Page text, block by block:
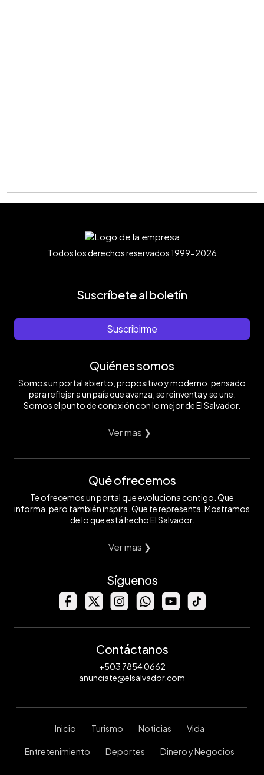
Todos los derechos reservados 1999-2026
Suscríbete al boletín
Suscribirme
Quiénes somos
Somos un portal abierto, propositivo y moderno, pensado
para reflejar a un país que avanza, se reinventa y se une.
Somos el punto de conexión con lo mejor de El Salvador.
Ver mas ❯
Qué ofrecemos
Te ofrecemos un portal que evoluciona contigo. Que
informa, pero también inspira. Que te representa. Mostramos
de lo que está hecho El Salvador.
Ver mas ❯
Síguenos
Contáctanos
+503 7854 0662
anunciate@elsalvador.com
Inicio Turismo Noticias Vida
Entretenimiento Deportes Dinero y Negocios